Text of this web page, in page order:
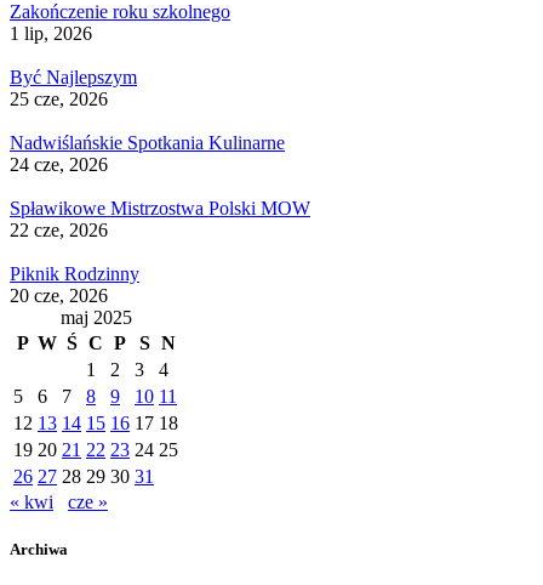
Zakończenie roku szkolnego
1 lip, 2026
Być Najlepszym
25 cze, 2026
Nadwiślańskie Spotkania Kulinarne
24 cze, 2026
Spławikowe Mistrzostwa Polski MOW
22 cze, 2026
Piknik Rodzinny
20 cze, 2026
maj 2025
P W Ś C P S N
1
2 3
4
5
6 7 8 9 10 11
12 13 14 15 16 17 18
19 20 21 22 23 24 25
26 27 28 29 30 31
« kwi
cze »
Archiwa